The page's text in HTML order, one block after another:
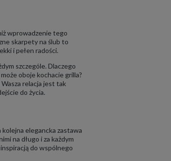
wprowadzenie tego
skarpety na ślub to
i pełen radości.
szczególe. Dlaczego
oboje kochacie grilla?
relacja jest tak
do życia.
elegancka zastawa
na długo i za każdym
do wspólnego